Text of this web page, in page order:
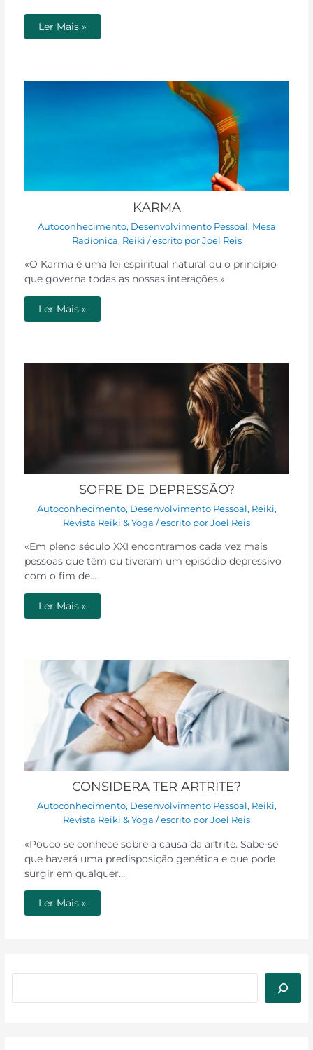
Ler Mais »
KARMA
Autoconhecimento, Desenvolvimento Pessoal, Mesa
Radionica, Reiki / escrito por Joel Reis
«O Karma é uma lei espiritual natural ou o princípio
que governa todas as nossas interações.»
Ler Mais »
SOFRE DE DEPRESSÃO?
Autoconhecimento, Desenvolvimento Pessoal , Reiki,
Revista Reiki & Yoga / escrito por Joel Reis
«Em pleno século XXI encontramos cada vez mais
pessoas que têm ou tiveram um episódio depressivo
com o fim de…
Ler Mais »
CONSIDERA TER ARTRITE?
Autoconhecimento, Desenvolvimento Pessoal , Reiki,
Revista Reiki & Yoga / escrito por Joel Reis
«Pouco se conhece sobre a causa da artrite. Sabe-se
que haverá uma predisposição genética e que pode
surgir em qualquer…
Ler Mais »